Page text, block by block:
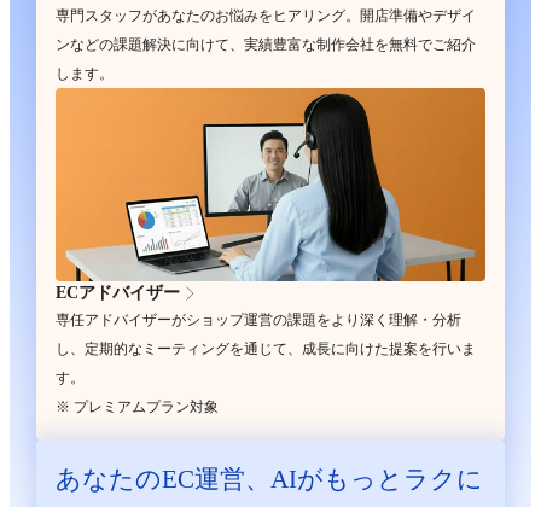
専門スタッフがあなたのお悩みをヒアリング。開店準備やデザイ
ンなどの課題解決に向けて、実績豊富な制作会社を無料でご紹介
します。
ECアドバイザー
専任アドバイザーがショップ運営の課題をより深く理解・分析
し、定期的なミーティングを通じて、成長に向けた提案を行いま
す。
※ プレミアムプラン対象
あなたのEC運営、 AIがもっとラクに